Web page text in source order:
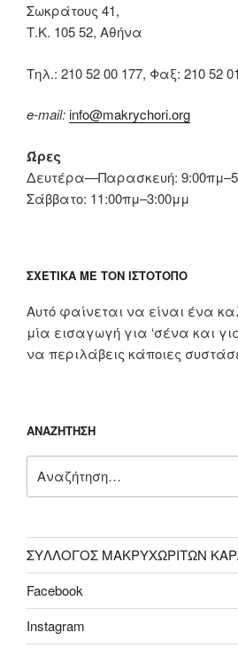
Σωκράτους 41,
Τ.Κ. 105 52, Αθήνα
Tηλ.: 210 52 00 177, Φαξ: 210 52
e-mail:info@makrychori.org
Ώρες
Δευτέρα—Παρασκευή:
Σάββατο: 11:00πμ–3:00μμ
ΣΧΕΤΙΚΆ ΜΕ ΤΟΝ ΙΣΤΌΤΟΠΟ
Αυτό φαίνεται να είναι ένα
μία εισαγωγή για ‘σένα και
να περιλάβεις κάποιες
ΑΝΑΖΉΤΗΣΗ
για:
ΣΥΛΛΟΓΟΣ ΜΑΚΡΥΧΩΡΙΤΩΝ
Facebook
Instagram